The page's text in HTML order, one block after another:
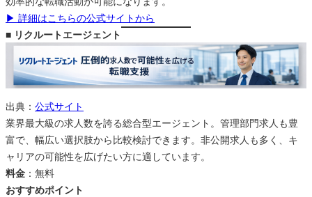
▶ 詳細はこちらの公式サイトから
■ リクルートエージェント
出典： 公式サイト
業界最大級の求人数を誇る総合型エージェント。管理部門求人も豊
富で、幅広い選択肢から比較検討できます。非公開求人も多く、キ
ャリアの可能性を広げたい方に適しています。
料金 ：無料
おすすめポイント